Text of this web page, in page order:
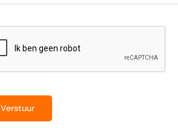
Verstuur